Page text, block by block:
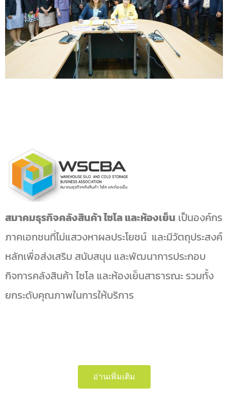
สมาคมธุรกิจคลังสินค้า ไซโล และห้องเย็น เป็นองค์กร
ภาคเอกชนที่ไม่แสวงหาผลประโยชน์ และมีวัตถุประสงค์
หลักเพื่อส่งเสริม สนับสนุน และพัฒนาการประกอบ
กิจการคลังสินค้า ไซโล และห้องเย็นสาธารณะ รวมทั้ง
ยกระดับคุณภาพในการให้บริการ
อ่านเพิ่มเติม